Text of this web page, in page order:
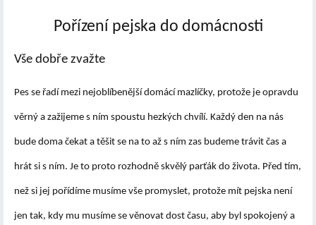
Pořízení pejska do domácnosti
Vše dobře zvažte
Pes se řadí mezi nejoblíbenější domácí mazlíčky, protože je opravdu
věrný a zažijeme s ním spoustu hezkých chvílí. Každý den na nás
bude doma čekat a těšit se na to až s ním zas budeme trávit čas a
hrát si s ním. Je to proto rozhodně skvělý parťák do života. Před tím,
než si jej pořídíme musíme vše promyslet, protože mít pejska není
jen tak, kdy mu musíme se věnovat dost času, aby byl spokojený a